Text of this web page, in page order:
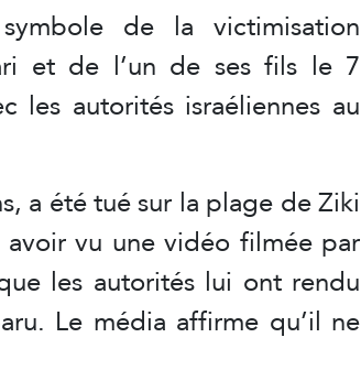
de la victimisation
et de l’un de ses fils le 7
les autorités israéliennes au
a été tué sur la plage de Ziki
vu une vidéo filmée par
les autorités lui ont rendu
Le média affirme qu’il ne